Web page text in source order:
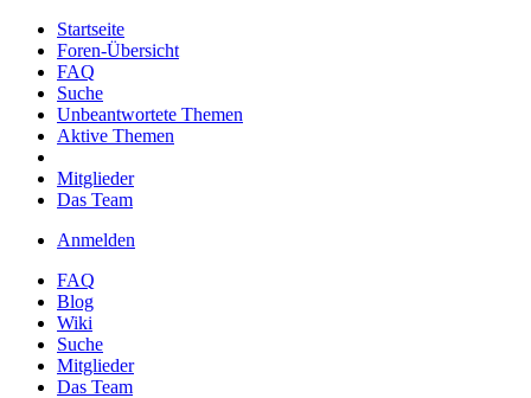
Startseite
Foren-Übersicht
FAQ
Suche
Unbeantwortete Themen
Aktive Themen
Mitglieder
Das Team
Anmelden
FAQ
Blog
Wiki
Suche
Mitglieder
Das Team